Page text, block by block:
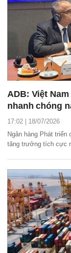
ADB: Việt
nhanh chóng
17:02 | 18/07/2026
Ngân hàng Phát triển
tăng trưởng tích cực
chi phí thấp và dòng